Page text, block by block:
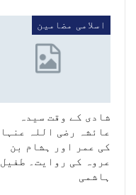
اسلامی مضامین
شادی کے وقت سیدہ
عائشہ رضی اللہ عنہا
کی عمر اور ہشام بن
عروہ کی روایت۔ طفیل
ہاشمی